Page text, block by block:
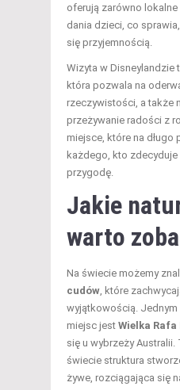
oferują zarówno lokalne
dania dzieci, co
się przyjemnością.
Wizyta w Disneylandzie
która pozwala na
rzeczywistości, a także
przeżywanie radości z
miejsce, które na długo
każdego, kto
przygodę.
Jakie
warto
Na świecie możemy
cudów , które
wyjątkowością. Jednym
miejsc jest Wielka
się u wybrzeży Australii.
świecie struktura
żywe, rozciągająca się